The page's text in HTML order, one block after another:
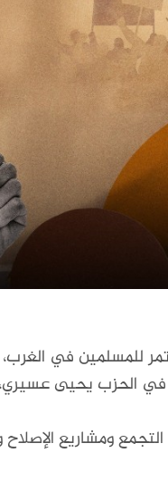
يعد أضخم مؤتمر
في الحزب يحيى
ومشاريع